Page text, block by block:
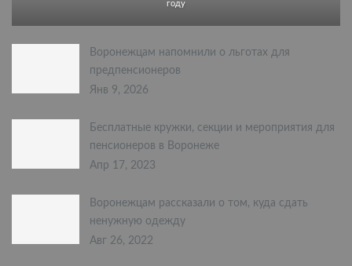
году
Воронежцам напомнили о льготах для
предпенсионеров
Янв 9, 2026
Бесплатные кружки, секции и мероприятия для
пенсионеров в Воронеже
Апр 17, 2023
Воронежцам рассказали о том, куда сдать
ненужную одежду
Авг 26, 2022